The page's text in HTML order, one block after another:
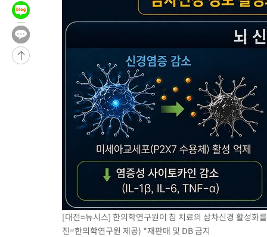
-16754초 전 >
낮 최고 35도 '무더위'…동해안 시간당 30㎜ '강한 비'[내일날
-16024초 전 >
[속보]이강인 "감독님이 원하는 마음 느꼈고, 많은 트로피 원해
틀레티코 이적"
-15806초 전 >
수도권 40도 육박 '펄펄'…동해안 일부 지역엔 호의주의보
-14775초 전 >
온열질환 사망자 3명 늘어…누적 환자 3000명 돌파
강릉에 시간당 81.4㎜ 물폭탄…도로 잠기고 담벼락 붕괴
백운산서 80년근 천종산삼 9뿌리 발견…감정가 1.3억원
선재도서 해루질 나섰다 실종 60대, 닷새 만에 숨진 채 발견
남자 농구, 나고야 아시안게임서 '홈팀' 일본과 한일전
여수 오동도 해상서 모터보트 전복…1명 사망·1명 실종
극한폭염 한풀 꺾이지만…'낮 최고 35도' 무더위, 열대야 계속[다
축구협회 "압수수색·성접대 논란 사과…쇄신의 기회로 삼겠다"
[속보]'압수수색·성접대 논란' 축구협회 "실망과 걱정 안겨드려
'최고 37도' 폭염 지속…강원동해안 최대 150㎜ 비
[속보]뉴욕증시 상승 마감…S&P 0.6% 나스닥 1.3%↑
[대전=뉴시스] 한의학연구원이 침 치료의 삼차신경 활성화
진=한의학연구원 제공) *재판매 및 DB 금지